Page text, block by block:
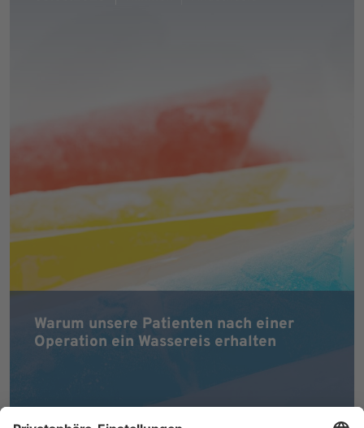
Warum unsere Patienten nach einer
Operation ein Wassereis erhalten